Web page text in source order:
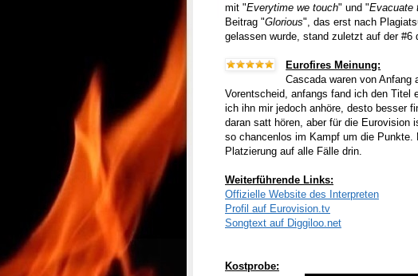
mit "Everytime we touch" und "Evacuate
Beitrag "Glorious", das erst nach
gelassen wurde, stand zuletzt auf der #6
Eurofires Meinung:
Cascada waren von Anfang
Vorentscheid, anfangs fand ich den Titel
ich ihn mir jedoch anhöre, desto besser
daran satt hören, aber für die Eurovision
so chancenlos im Kampf um die Punkte.
Platzierung auf alle Fälle drin.
Weiterführende Links:
Offizielle Website des Interpreten
Profil auf Eurovision.tv
Songtext auf Diggiloo.net
Kostprobe: